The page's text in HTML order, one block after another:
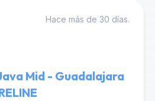
Hace más de 30 días.
Mid - Guadalajara